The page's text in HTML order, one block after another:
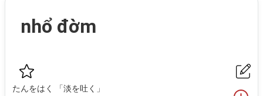
nhổ đờm
たんをはく 「淡を吐く」